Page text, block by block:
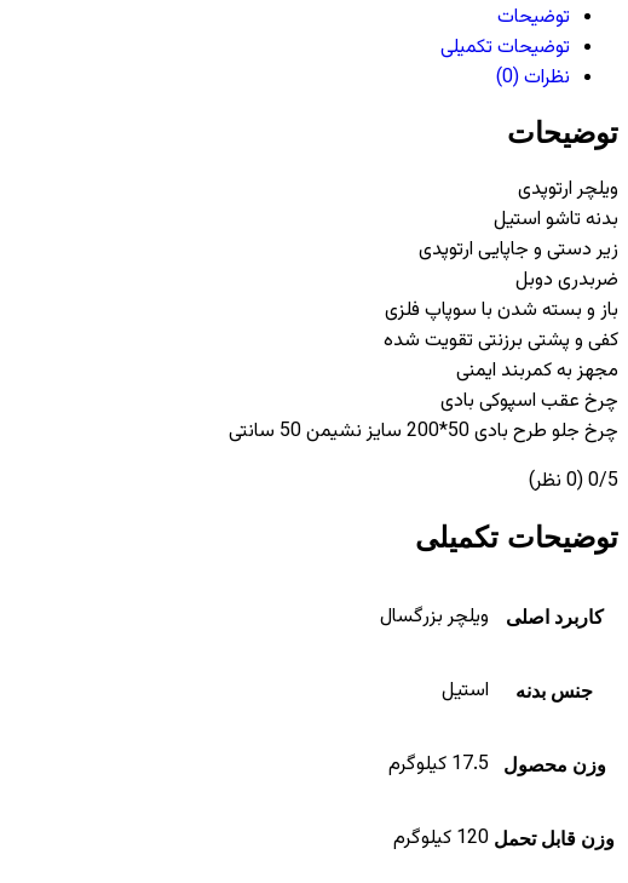
توضیحات
توضیحات تکمیلی
نظرات (0)
توضیحات
ویلچر ارتوپدی
بدنه تاشو استیل
زیر دستی و جاپایی ارتوپدی
ضربدری دوبل
باز و بسته شدن با سوپاپ فلزی
کفی و پشتی برزنتی تقویت شده
مجهز به کمربند ایمنی
چرخ عقب اسپوکی بادی
چرخ جلو طرح بادی 50*200 سایز نشیمن 50 سانتی
0/5(0 نظر)
توضیحات تکمیلی
کاربرد اصلی ویلچر بزرگسال
جنس بدنه استیل
وزن محصول 17.5 کیلوگرم
وزن قابل تحمل 120 کیلوگرم